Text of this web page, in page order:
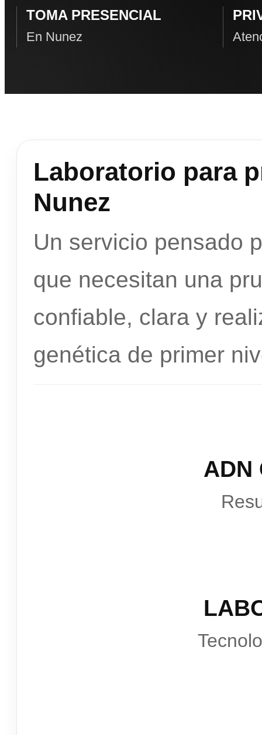
TOMA PRESENCIAL
En Nunez
Laboratorio para
Nunez
Un servicio pensado
que necesitan una
confiable, clara y
genética de primer
ADN